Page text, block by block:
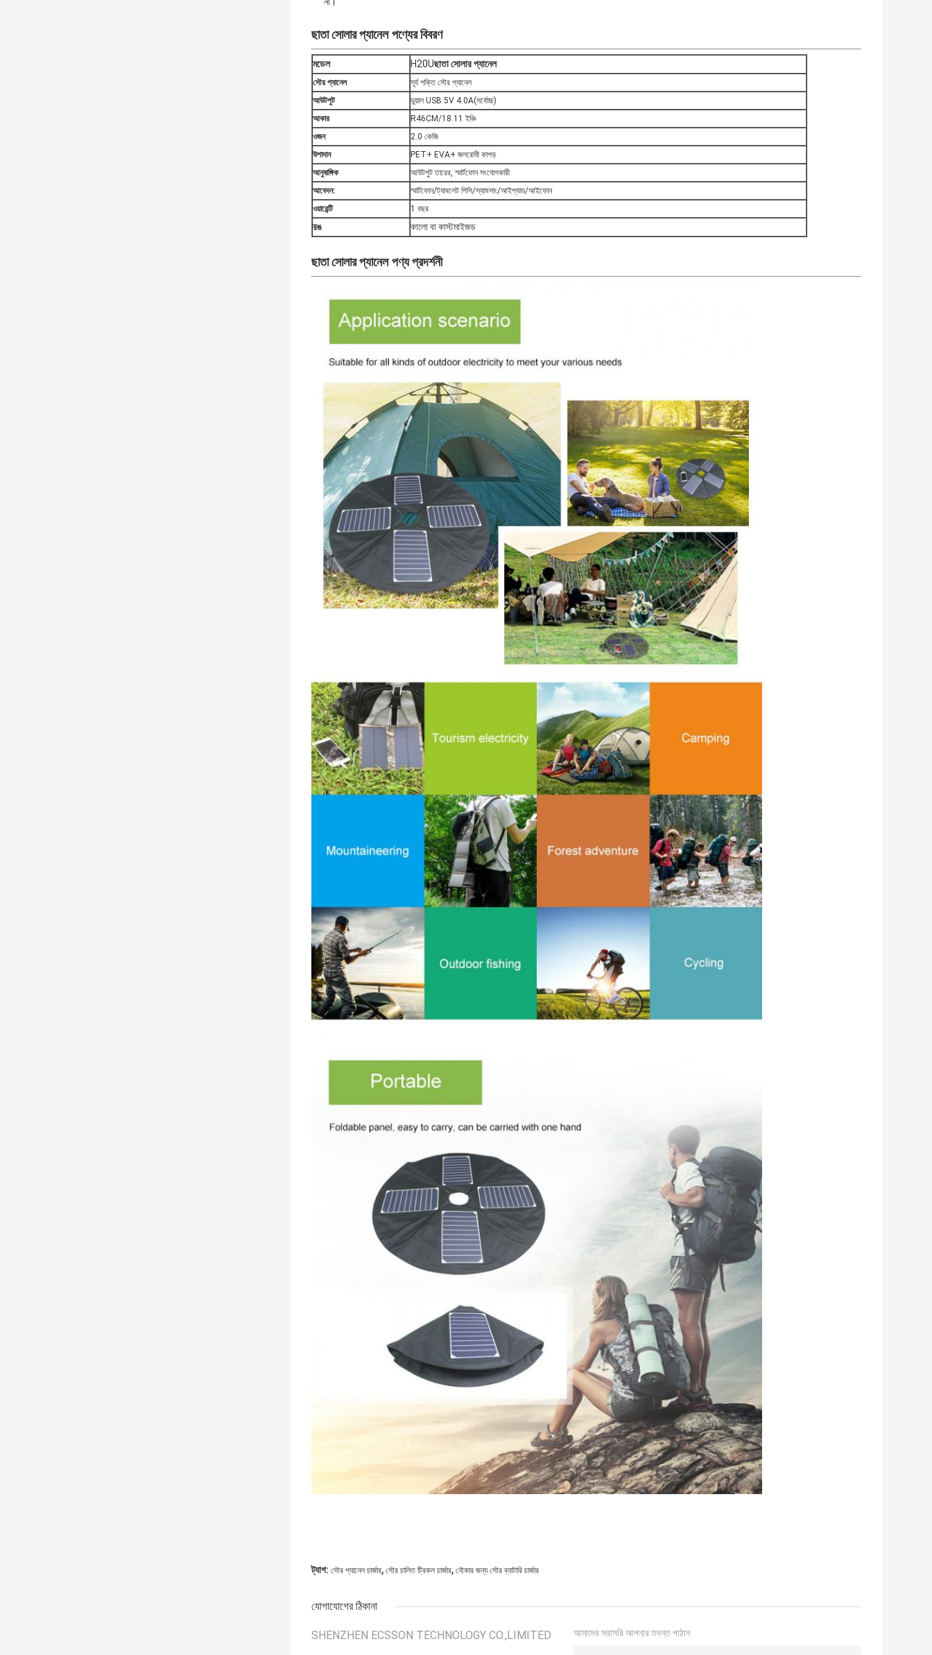
ছাতা সোলার প্যানেল পণ্যের বিবরণ
মডেল H20Uছাতা সোলার প্যানেল
সৌর প্যানেল
সূর্য শক্তি সৌর প্যানেল
আউটপুট
ডুয়াল USB 5V 4.0A(সর্বোচ্চ)
আকার
R46CM/18.11 ইঞ্চি
ওজন
2.0 কেজি
উপাদান
PET+ EVA+ জলরোধী কাপড়
আনুষাঙ্গিক
আউটপুট তারের, স্মার্টফোন সংযোগকারী
আবেদন:
স্মার্টফোন/ট্যাবলেট পিসি/স্যামসাং/আইপ্যাড/আইফোন
ওয়ারেন্টি
1 বছর
রঙ কালো বা কাস্টমাইজড
ছাতা সোলার প্যানেল পণ্য প্রদর্শনী
ট্যাগ: সৌর প্যানেল চার্জার, সৌর চালিত ট্রিকল চার্জার, নৌকার জন্য সৌর ব্যাটারি চার্জার
যোগাযোগের ঠিকানা
SHENZHEN ECSSON TECHNOLOGY CO.,LIMITED আমাদের সরাসরি আপনার তদন্ত পাঠান